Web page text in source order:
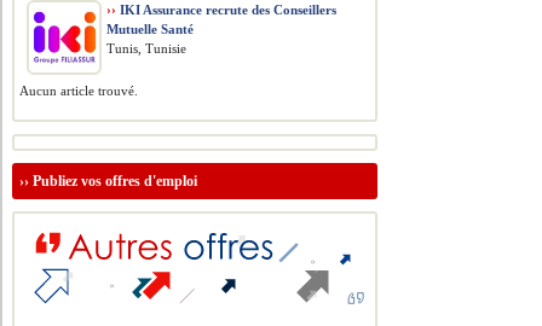
›› IKI Assurance recrute des Conseillers
Mutuelle Santé
Tunis, Tunisie
Aucun article trouvé.
››Publiez vos offres d'emploi